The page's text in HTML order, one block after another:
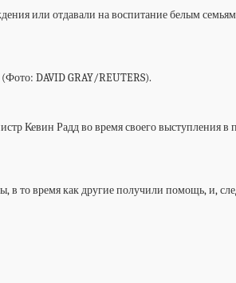
или отдавали на воспитание белым
DAVID GRAY/REUTERS).
Кевин Радд во время своего выступления в
в то время как другие получили помощь, и,